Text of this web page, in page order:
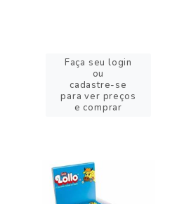
Faça seu login
ou
cadastre-se
para ver preços
e comprar